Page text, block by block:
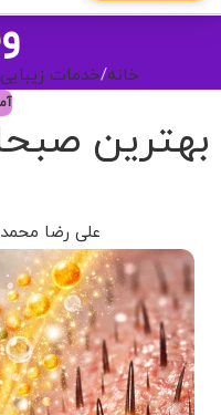
خانه خدمات
بهترین
علی رضا محمد